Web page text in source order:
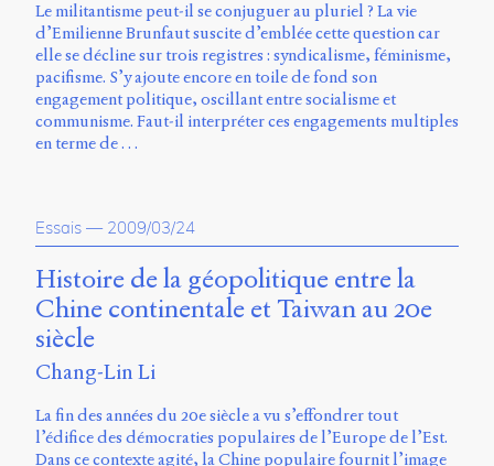
Le militantisme peut-il se conjuguer au pluriel ? La vie
d’Emilienne Brunfaut suscite d’emblée cette question car
elle se décline sur trois registres : syndicalisme, féminisme,
pacifisme. S’y ajoute encore en toile de fond son
engagement politique, oscillant entre socialisme et
communisme. Faut-il interpréter ces engagements multiples
en terme de …
Essais — 2009/03/24
Histoire de la géopolitique entre la
Chine continentale et Taiwan au 20e
siècle
Chang-Lin Li
La fin des années du 20e siècle a vu s’effondrer tout
l’édifice des démocraties populaires de l’Europe de l’Est.
Dans ce contexte agité, la Chine populaire fournit l’image